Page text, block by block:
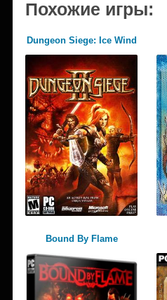
Похожие игры:
Dungeon Siege: Ice Wind
Bound By Flame